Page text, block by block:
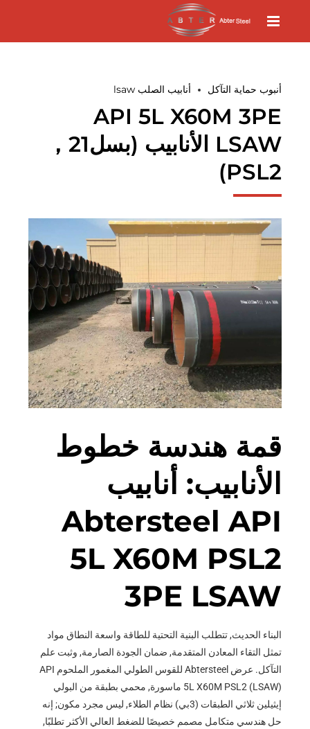
أنبوب حماية التآكل أنابيب الصلب lsaw
API 5L X60M 3PE
LSAW الأنابيب (بسل21，
PSL2)
قمة هندسة خطوط
الأنابيب: أنابيب
Abtersteel API
5L X60M PSL2
3PE LSAW
البناء الحديث, تتطلب البنية التحتية للطاقة واسعة النطاق مواد
تمثل التقاء المعادن المتقدمة, ضمان الجودة الصارمة, وثبت علم
التآكل. عرض Abtersteel للقوس الطولي المغمور الملحوم API
5L X60M PSL2 (LSAW) ماسورة, محمي بطبقة من البولي
إيثيلين ثلاثي الطبقات (3بي) نظام الطلاء, ليس مجرد مكون; إنه
حل هندسي متكامل مصمم خصيصًا للضغط العالي الأكثر تطلبًا,